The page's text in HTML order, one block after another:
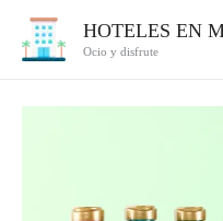
HOTELES EN
Ocio y disfrute